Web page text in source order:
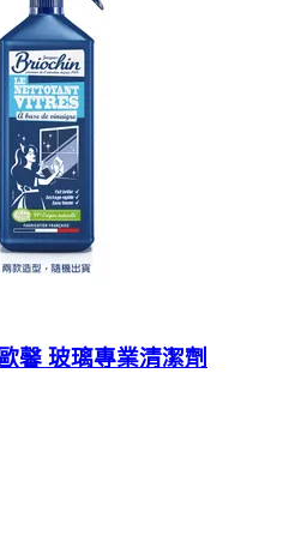
馨 玻璃專業清潔劑